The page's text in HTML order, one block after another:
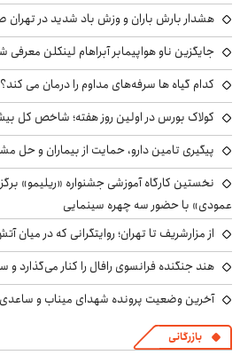
هشدار بارش باران و وزش باد شدید در تهران
جایگزین ناو هواپیمابر آبراهام لینکلن معرفی
کدام گیاه ها سرفه‌های مداوم را درمان می کند؟
کولاک بورس در اولین روز هفته؛ شاخص کل بیش از ۱۰۰هزار واحد
پیگیری تامین دارو، حمایت از بیماران و حل
نخستین کارگاه آموزشی جشنواره «ریلیمو»
عمودی» با حضور سه چهره سینمایی
از مزارشریف تا تهران؛ روایتگرانی که در میان
هند جنگنده فرانسوی رافال را کنار می‌گذارد و سراغ سوخو-
آخرین وضعیت پرونده شهدای میناب و
بازرگانی